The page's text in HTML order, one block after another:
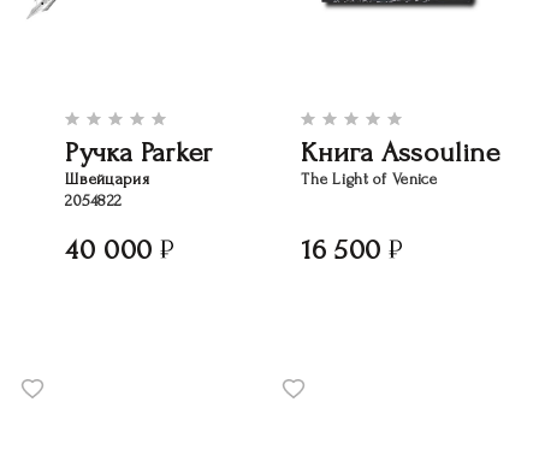
Ручка Parker
Швейцария
2054822
40 000
Книга Assouline
The Light of Venice
16 500